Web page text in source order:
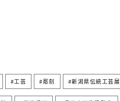
工芸 彫刻 新潟県伝統工芸展